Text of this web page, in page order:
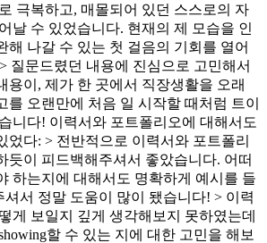
극복하고, 매몰되어 있던 스스로의 자
날 수 있었습니다. 현재의 제 모습을 인
해 나갈 수 있는 첫 걸음의 기회를 열어
질문드렸던 내용에 진심으로 고민해서
용이, 제가 한 곳에서 직장생활을 오래
를 오랜만에 처음 일 시작할 때처럼 트이
니다! 이력서와 포트폴리오에 대해서도
었다: > 전반적으로 이력서와 포트폴리
듯이 피드백해주셔서 좋았습니다. 어떠
하는지에 대해서도 명확하게 예시를 들
서 정말 도움이 많이 됐습니다! > 이력
게 보일지 깊게 생각해보지 못하였는데
할 수 있는 지에 대한 고민을 해보